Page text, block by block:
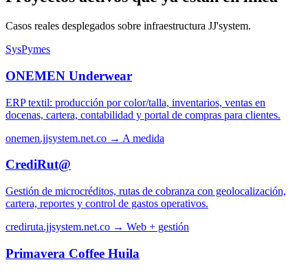
Casos reales desplegados sobre infraestructura JJ'system.
SysPymes
ONEMEN Underwear
ERP textil: producción por color/talla, inventarios, ventas en
docenas, cartera, contabilidad y portal de compras para clientes.
onemen.jjsystem.net.co → A medida
CrediRut@
Gestión de microcréditos, rutas de cobranza con geolocalización,
cartera, reportes y control de gastos operativos.
crediruta.jjsystem.net.co → Web + gestión
Primavera Coffee Huila